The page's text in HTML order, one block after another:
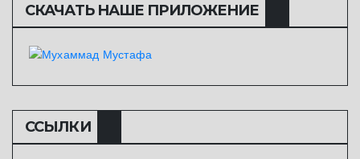
СКАЧАТЬ НАШЕ ПРИЛОЖЕНИЕ
ССЫЛКИ